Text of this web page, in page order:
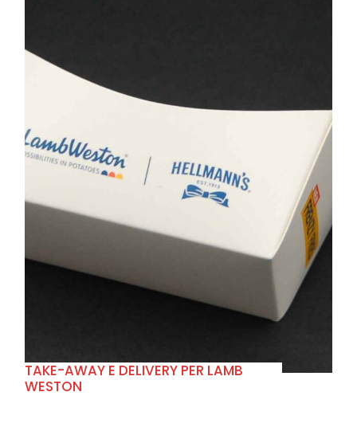
+
TAKE-AWAY E DELIVERY PER LAMB
WESTON